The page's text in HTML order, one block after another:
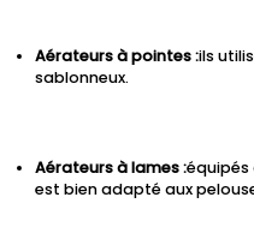
Aérateurs à pointes :ils
sablonneux.
Aérateurs à lames :équipés
est bien adapté aux